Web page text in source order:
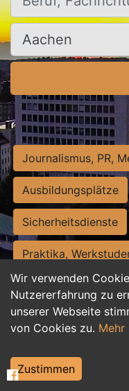
Wir verwenden
Nutzererfahrung zu
unserer Webseite
von Cookies zu. Mehr
Zustimmen
Ort, Stadt
Journalismus, PR,
Ausbildungsplätze
Sicherheitsdienste
Praktika,
Personalwesen
Hilfskräfte,
Weiterbildung,